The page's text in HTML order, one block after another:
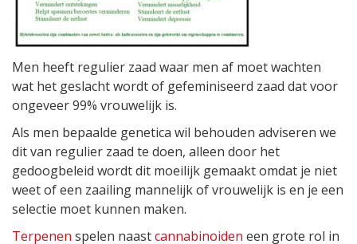
Men heeft regulier zaad waar men af moet wachten
wat het geslacht wordt of gefeminiseerd zaad dat voor
ongeveer 99% vrouwelijk is.
Als men bepaalde genetica wil behouden adviseren we
dit van regulier zaad te doen, alleen door het
gedoogbeleid wordt dit moeilijk gemaakt omdat je niet
weet of een zaailing mannelijk of vrouwelijk is en je een
selectie moet kunnen maken.
Terpenen spelen naastcannabinoiden een grote rol in